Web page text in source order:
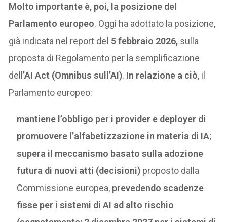
Molto importante è, poi, la posizione del
Parlamento europeo. Oggi ha adottato la posizione,
già indicata nel report del 5 febbraio 2026, sulla
proposta di Regolamento per la semplificazione
dell’AI Act (Omnibus sull’AI). In relazione a ciò, il
Parlamento europeo:
mantiene l’obbligo per i provider e deployer di
promuovere l’alfabetizzazione in materia di IA;
supera il meccanismo basato sulla adozione
futura di nuovi atti (decisioni) proposto dalla
Commissione europea, prevedendo scadenze
fisse per i sistemi di AI ad alto rischio